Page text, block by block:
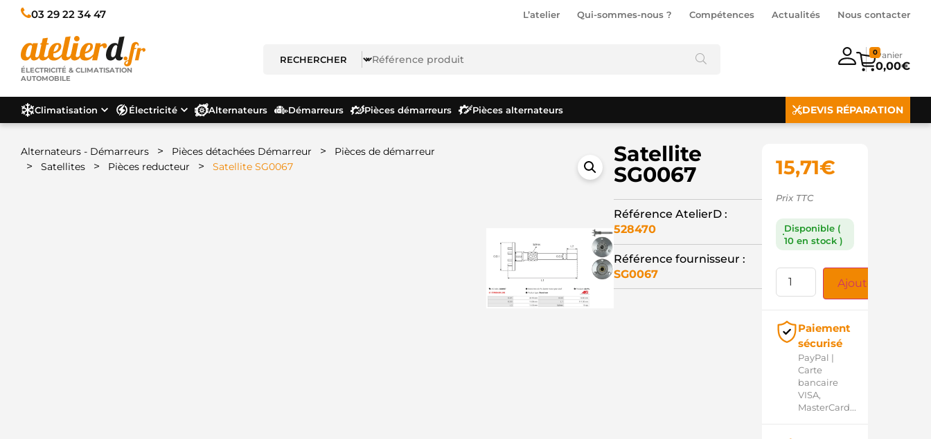
03 29 22 34 47 L’atelier Qui-sommes-nous ? Compétences Actualités Nous contacter
ÉLECTRICITÉ & CLIMATISATION
AUTOMOBILE
0,00€
0
Climatisation Électricité Alternateurs Démarreurs Pièces démarreurs Pièces alternateurs DEVIS RÉPARATION
Alternateurs - Démarreurs > Pièces détachées Démarreur > Pièces de démarreur
> Satellites > Pièces reducteur > Satellite SG0067
Satellite
SG0067
Référence AtelierD :
528470
Référence fournisseur :
SG0067
15,71€
Prix TTC
Disponible (
10 en stock )
Ajouter au
Paiement
sécurisé
PayPal |
Carte
bancaire
VISA,
MasterCard...